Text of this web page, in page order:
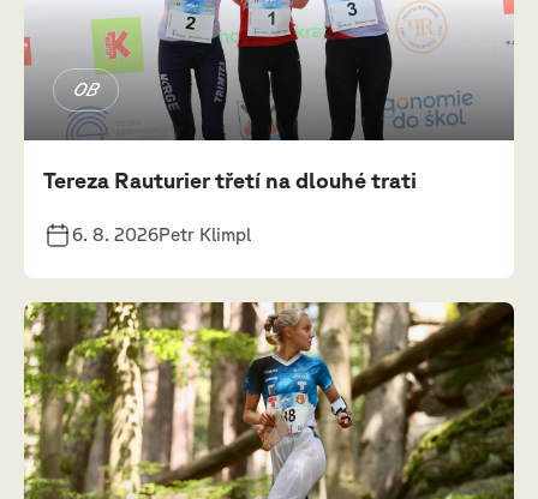
OB
Tereza Rauturier třetí na dlouhé trati
6. 8. 2026Petr Klimpl